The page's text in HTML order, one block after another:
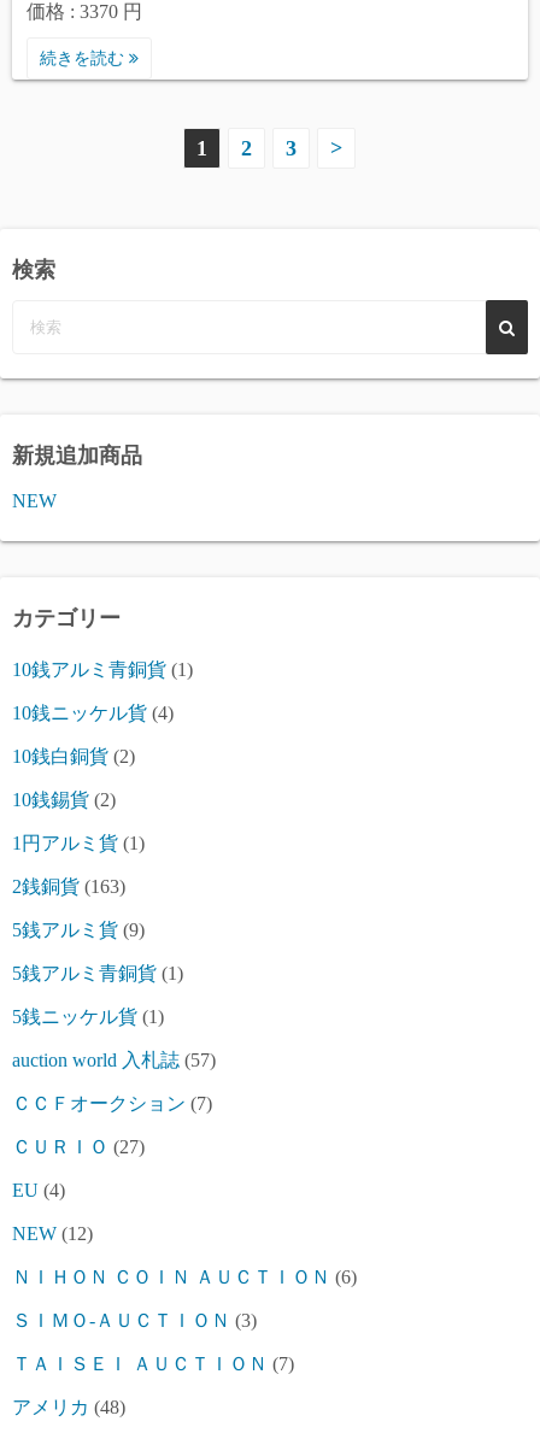
価格 : 3370 円
続きを読む
ペ
ー
ジ
1 2 3 >
検索
新規追加商品
NEW
カテゴリー
10銭アルミ青銅貨 (1)
10銭ニッケル貨 (4)
10銭白銅貨 (2)
10銭錫貨 (2)
1円アルミ貨 (1)
2銭銅貨 (163)
5銭アルミ貨 (9)
5銭アルミ青銅貨 (1)
5銭ニッケル貨 (1)
auction world 入札誌 (57)
ＣＣＦオークション (7)
ＣＵＲＩＯ (27)
EU (4)
NEW (12)
ＮＩＨＯＮ ＣＯＩＮ ＡＵＣＴＩＯＮ (6)
ＳＩＭＯ-ＡＵＣＴＩＯＮ (3)
ＴＡＩＳＥＩ ＡＵＣＴＩＯＮ (7)
アメリカ (48)